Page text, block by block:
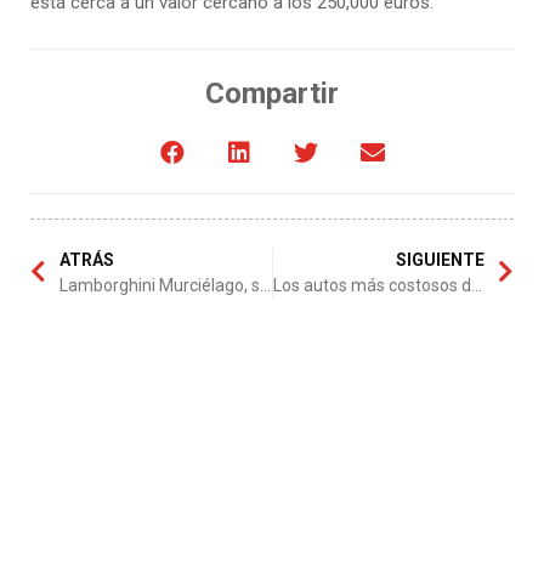
Compartir
ATRÁS
SIGUIENTE